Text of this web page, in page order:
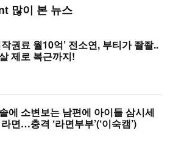
많이 본 뉴스
작권료 월10억’ 전소연, 부티가 좔좔..
제로 복근까지!
에 소변보는 남편에 아이들 삼시세
면…충격 ‘라면부부’(‘이숙캠’)